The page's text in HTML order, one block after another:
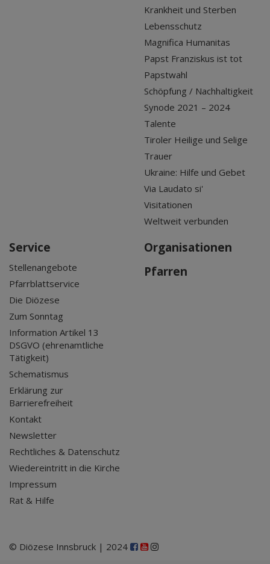
Krankheit und Sterben
Lebensschutz
Magnifica Humanitas
Papst Franziskus ist tot
Papstwahl
Schöpfung / Nachhaltigkeit
Synode 2021 – 2024
Talente
Tiroler Heilige und Selige
Trauer
Ukraine: Hilfe und Gebet
Via Laudato si'
Visitationen
Weltweit verbunden
Service
Stellenangebote
Pfarrblattservice
Die Diözese
Zum Sonntag
Information Artikel 13
DSGVO (ehrenamtliche
Tätigkeit)
Schematismus
Erklärung zur
Barrierefreiheit
Kontakt
Newsletter
Rechtliches & Datenschutz
Wiedereintritt in die Kirche
Impressum
Rat & Hilfe
Organisationen
Pfarren
© Diözese Innsbruck | 2024